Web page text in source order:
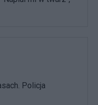
Policja